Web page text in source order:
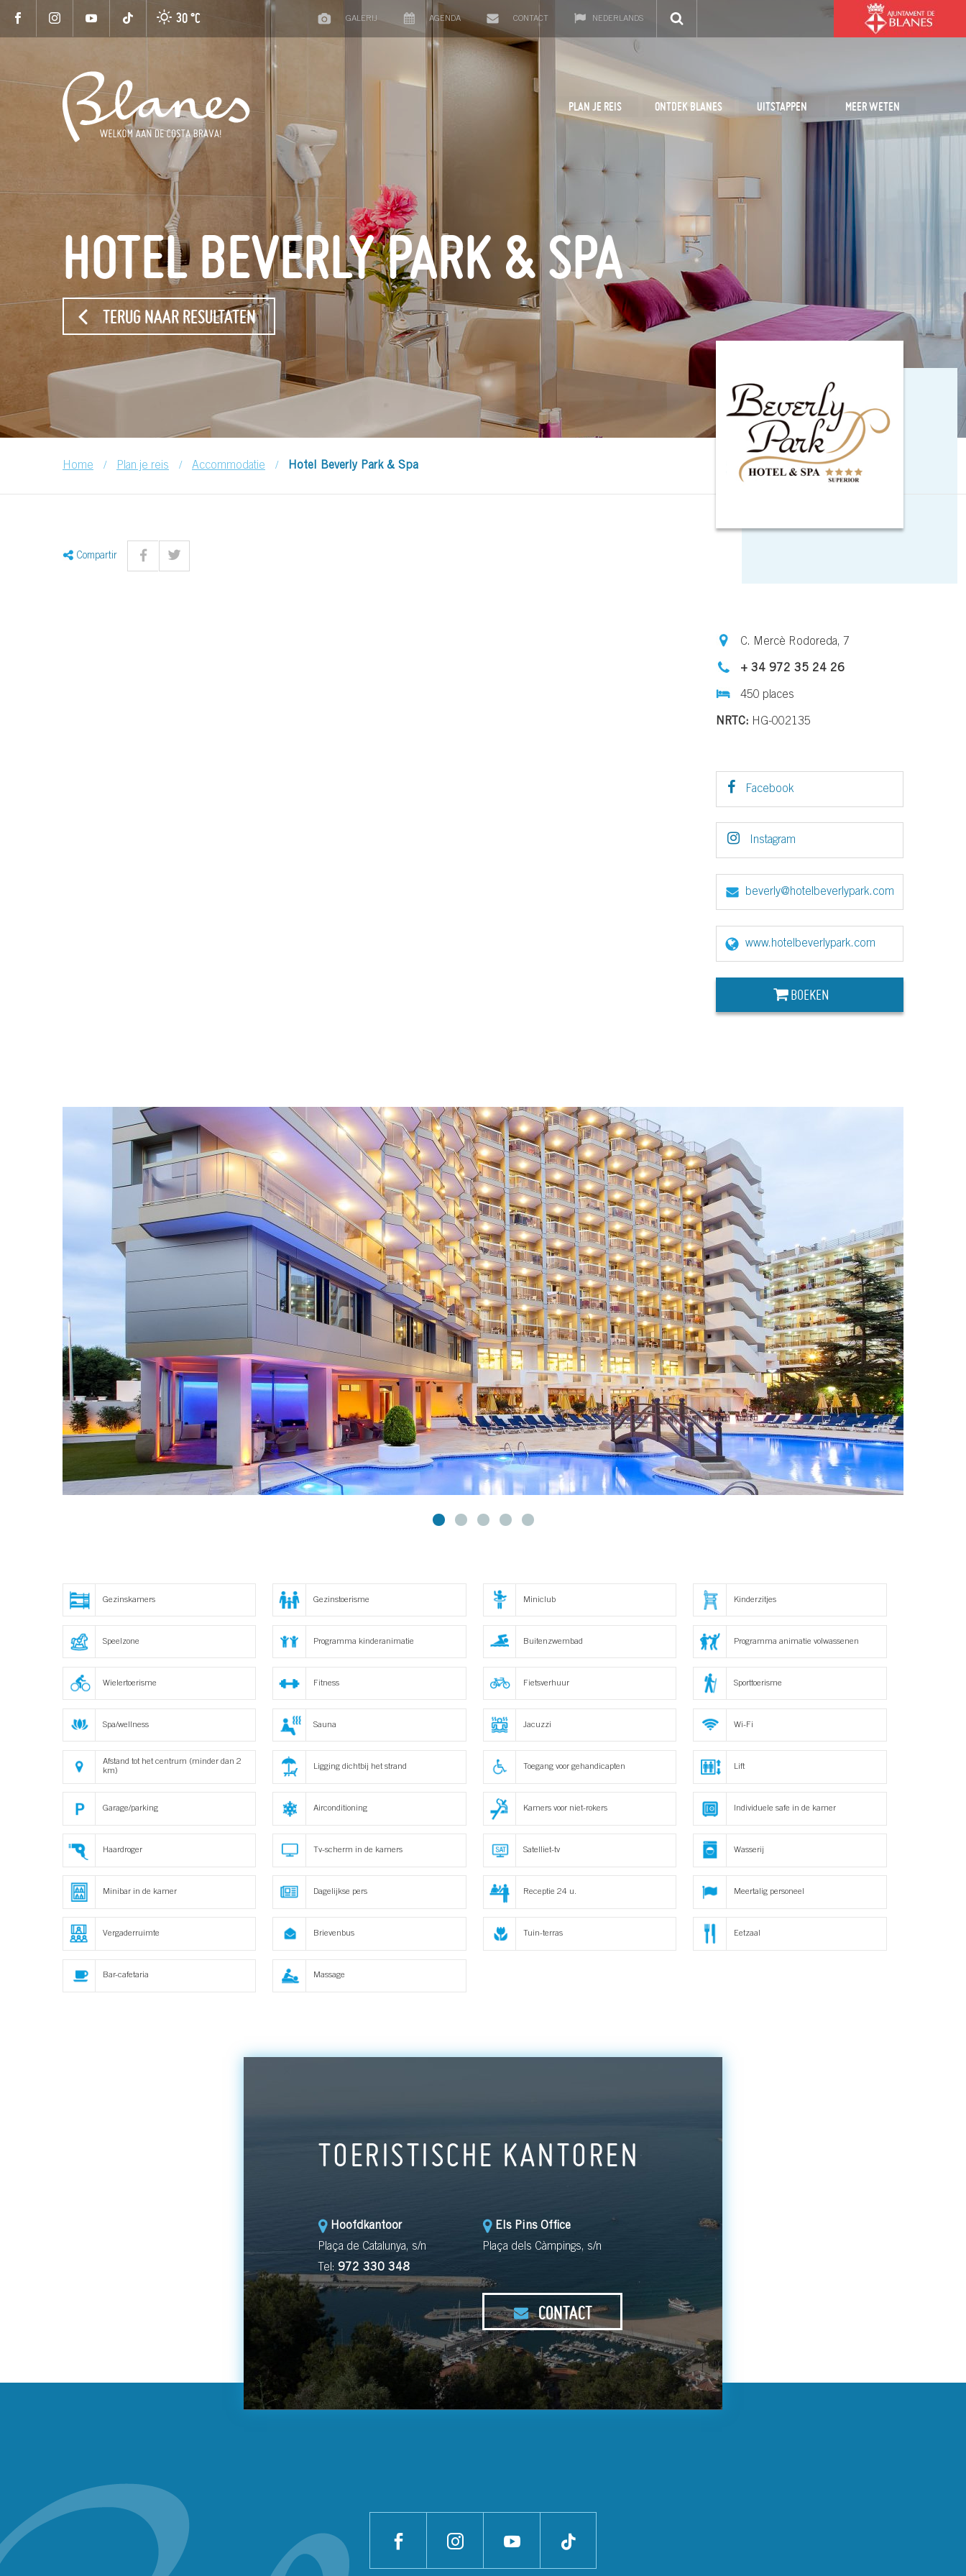
30 °C GALERIJ AGENDA CONTACT NEDERLANDS
PLAN JE REIS ONTDEK BLANES UITSTAPPEN MEER WETEN
HOTEL BEVERLY PARK & SPA
TERUG NAAR RESULTATEN
Home / Plan je reis / Accommodatie / Hotel Beverly Park & Spa
Compartir
C. Mercè Rodoreda, 7
+ 34 972 35 24 26
450 places
NRTC: HG-002135
Facebook
Instagram
beverly@hotelbeverlypark.com
www.hotelbeverlypark.com
BOEKEN
Gezinskamers Gezinstoerisme Miniclub Kinderzitjes
Speelzone Programma kinderanimatie Buitenzwembad Programma animatie volwassenen
Wielertoerisme Fitness Fietsverhuur Sporttoerisme
Spa/wellness Sauna Jacuzzi Wi-Fi
Afstand tot het centrum (minder dan 2
km)
Ligging dichtbij het strand Toegang voor gehandicapten Lift
Garage/parking Airconditioning Kamers voor niet-rokers Individuele safe in de kamer
Haardroger Tv-scherm in de kamers Satelliet-tv Wasserij
Minibar in de kamer Dagelijkse pers Receptie 24 u. Meertalig personeel
Vergaderruimte Brievenbus Tuin-terras Eetzaal
Bar-cafetaria Massage
TOERISTISCHE KANTOREN
Hoofdkantoor
Plaça de Catalunya, s/n
Tel: 972 330 348
Els Pins Office
Plaça dels Càmpings, s/n
CONTACT